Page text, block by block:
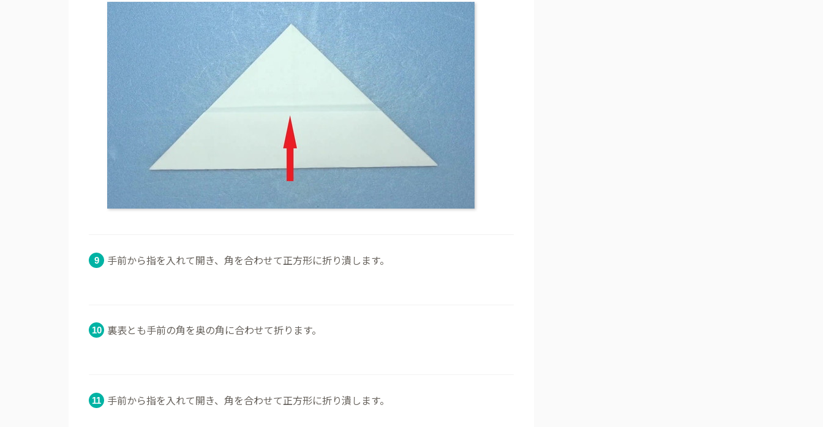
手前から指を入れて開き、角を合わせて正方形に折り潰します。
裏表とも手前の角を奥の角に合わせて折ります。
手前から指を入れて開き、角を合わせて正方形に折り潰します。